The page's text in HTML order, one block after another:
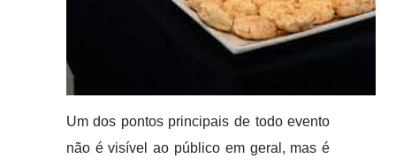
Um dos pontos principais de todo evento
não é visível ao público em geral, mas é